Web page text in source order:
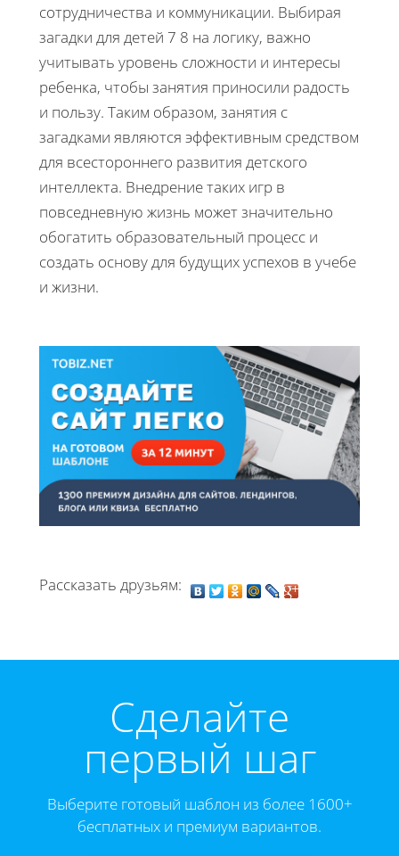
сотрудничества и коммуникации. Выбирая
загадки для детей 7 8 на логику, важно
учитывать уровень сложности и интересы
ребенка, чтобы занятия приносили радость
и пользу. Таким образом, занятия с
загадками являются эффективным средством
для всестороннего развития детского
интеллекта. Внедрение таких игр в
повседневную жизнь может значительно
обогатить образовательный процесс и
создать основу для будущих успехов в учебе
и жизни.
Рассказать друзьям:
Cделайте
первый шаг
Выберите готовый шаблон из более 1600+
бесплатных и премиум вариантов.